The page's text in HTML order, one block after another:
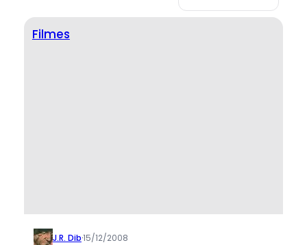
Filmes
J.R. Dib·15/12/2008